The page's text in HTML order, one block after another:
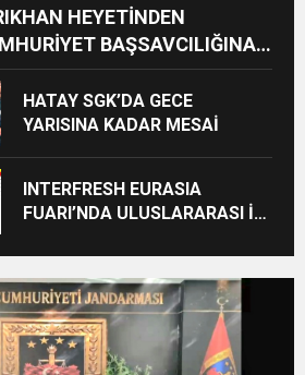
HEYETİNDEN
BAŞSAVCILIĞINA
HATAY SGK’DA GECE
YARISINA KADAR MESAİ
INTERFRESH EURASIA
FUARI’NDA ULUSLARARASI İŞ
BAŞLADI